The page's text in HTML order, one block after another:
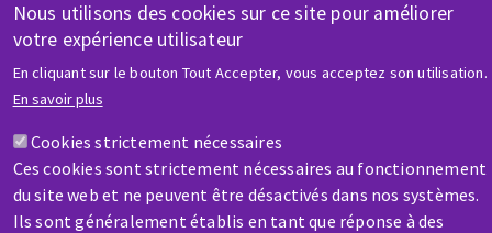
Nous utilisons des cookies sur ce site pour améliorer
votre expérience utilisateur
En cliquant sur le bouton Tout Accepter, vous acceptez son utilisation.
En savoir plus
Cookies strictement nécessaires
Ces cookies sont strictement nécessaires au fonctionnement
du site web et ne peuvent être désactivés dans nos systèmes.
Ils sont généralement établis en tant que réponse à des
AIDE & CONTACT
Une question ? Un renseignement ?
Contactez-nous